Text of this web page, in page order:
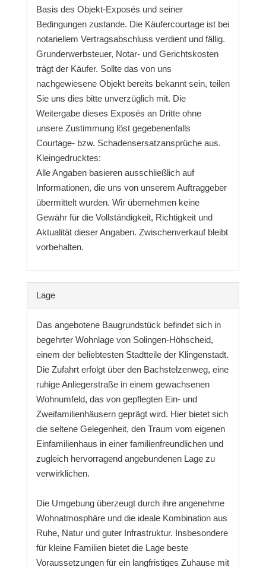
Basis des Objekt-Exposés und seiner
Bedingungen zustande. Die Käufercourtage ist bei
notariellem Vertragsabschluss verdient und fällig.
Grunderwerbsteuer, Notar- und Gerichtskosten
trägt der Käufer. Sollte das von uns
nachgewiesene Objekt bereits bekannt sein, teilen
Sie uns dies bitte unverzüglich mit. Die
Weitergabe dieses Exposés an Dritte ohne
unsere Zustimmung löst gegebenenfalls
Courtage- bzw. Schadensersatzansprüche aus.
Kleingedrucktes:
Alle Angaben basieren ausschließlich auf
Informationen, die uns von unserem Auftraggeber
übermittelt wurden. Wir übernehmen keine
Gewähr für die Vollständigkeit, Richtigkeit und
Aktualität dieser Angaben. Zwischenverkauf bleibt
vorbehalten.
Lage
Das angebotene Baugrundstück befindet sich in
begehrter Wohnlage von Solingen-Höhscheid,
einem der beliebtesten Stadtteile der Klingenstadt.
Die Zufahrt erfolgt über den Bachstelzenweg, eine
ruhige Anliegerstraße in einem gewachsenen
Wohnumfeld, das von gepflegten Ein- und
Zweifamilienhäusern geprägt wird. Hier bietet sich
die seltene Gelegenheit, den Traum vom eigenen
Einfamilienhaus in einer familienfreundlichen und
zugleich hervorragend angebundenen Lage zu
verwirklichen.
Die Umgebung überzeugt durch ihre angenehme
Wohnatmosphäre und die ideale Kombination aus
Ruhe, Natur und guter Infrastruktur. Insbesondere
für kleine Familien bietet die Lage beste
Voraussetzungen für ein langfristiges Zuhause mit